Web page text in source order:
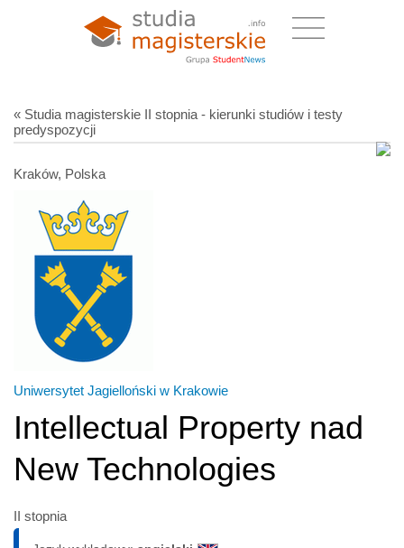
« Studia magisterskie II stopnia - kierunki studiów i testy
predyspozycji
Kraków, Polska
Uniwersytet Jagielloński w Krakowie
Intellectual Property nad
New Technologies
II stopnia